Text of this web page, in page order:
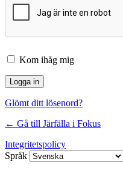
Kom ihåg mig
Glömt ditt lösenord?
← Gå till Järfälla i Fokus
Integritetspolicy
Språk